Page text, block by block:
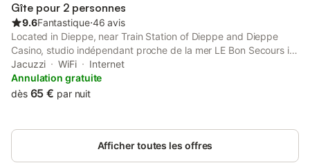
Gîte pour 2 personnes
9.6Fantastique⋅46 avis
Located in Dieppe, near Train Station of Dieppe and Dieppe
Casino, studio indépendant proche de la mer LE Bon Secours is
a recently renovated property, featuring, a garden and
barbecue facilities.
Jacuzzi WiFi
Internet
Annulation gratuite
dès 65 € par nuit
Afficher toutes les offres